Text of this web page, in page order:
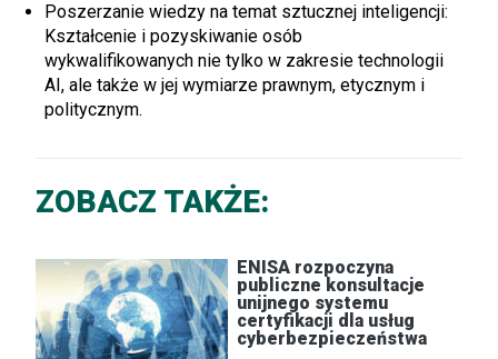
Poszerzanie wiedzy na temat sztucznej inteligencji:
Kształcenie i pozyskiwanie osób
wykwalifikowanych nie tylko w zakresie technologii
AI, ale także w jej wymiarze prawnym, etycznym i
politycznym.
ZOBACZ TAKŻE:
ENISA rozpoczyna
publiczne konsultacje
unijnego systemu
certyfikacji dla usług
cyberbezpieczeństwa